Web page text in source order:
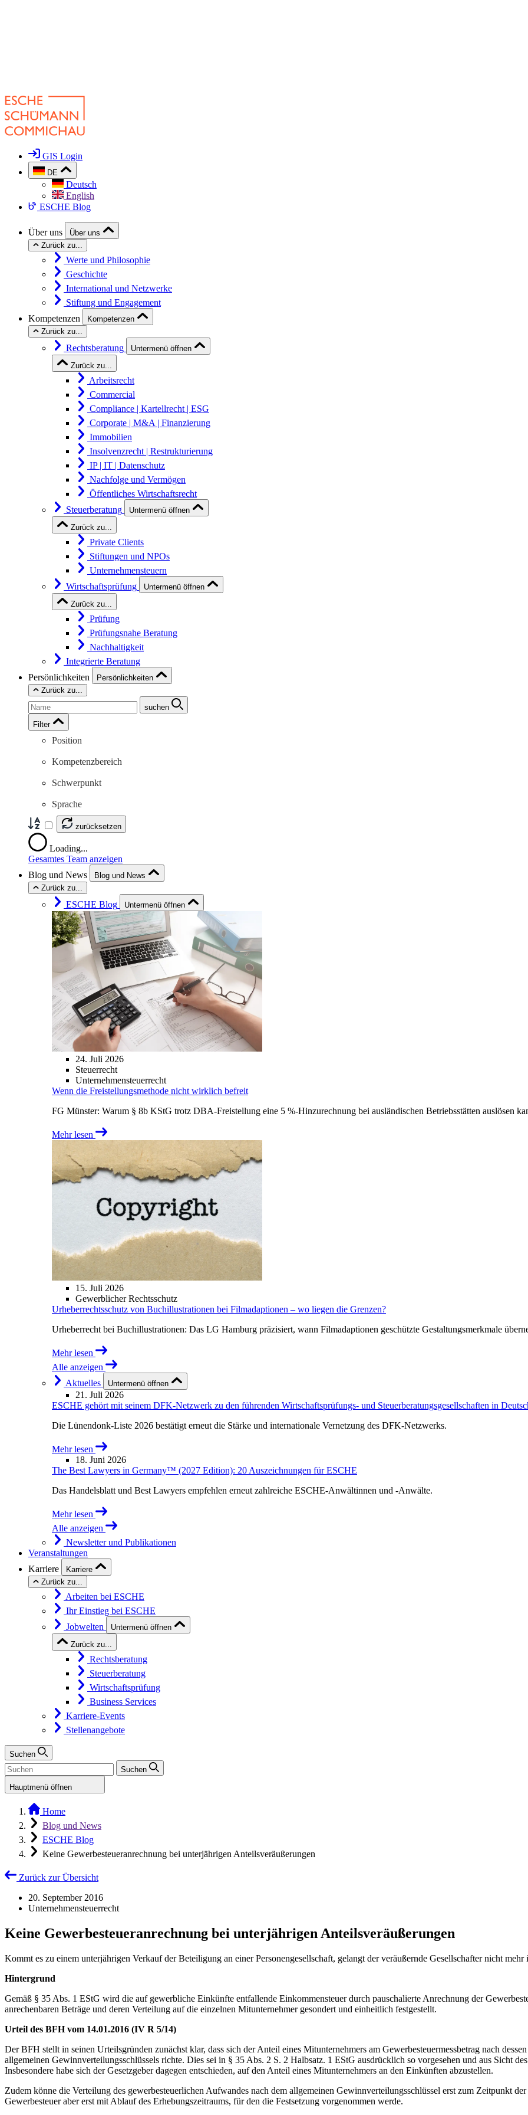
GIS Login
DE
Deutsch
English
ESCHE Blog
Über uns
Über uns
Zurück zu...
Werte und Philosophie
Geschichte
International und Netzwerke
Stiftung und Engagement
Kompetenzen
Kompetenzen
Zurück zu...
Rechtsberatung
Untermenü öffnen
Zurück zu...
Arbeitsrecht
Commercial
Compliance | Kartellrecht | ESG
Corporate | M&A | Finanzierung
Immobilien
Insolvenzrecht | Restrukturierung
IP | IT | Datenschutz
Nachfolge und Vermögen
Öffentliches Wirtschaftsrecht
Steuerberatung
Untermenü öffnen
Zurück zu...
Private Clients
Stiftungen und NPOs
Unternehmensteuern
Wirtschaftsprüfung
Untermenü öffnen
Zurück zu...
Prüfung
Prüfungsnahe Beratung
Nachhaltigkeit
Integrierte Beratung
Persönlichkeiten
Persönlichkeiten
Zurück zu...
suchen
Filter
Position
Kompetenzbereich
Schwerpunkt
Sprache
zurücksetzen
Loading...
Gesamtes Team anzeigen
Blog und News
Blog und News
Zurück zu...
ESCHE Blog Untermenü öffnen
24. Juli 2026
Steuerrecht
Unternehmensteuerrecht
Wenn die Freistellungsmethode nicht wirklich befreit
FG Münster: Warum § 8b KStG trotz DBA-Freistellung eine 5 %-Hinzurechnung bei ausländischen Betriebsstätten auslösen
Mehr lesen
15. Juli 2026
Gewerblicher Rechtsschutz
Urheberrechtsschutz von Buchillustrationen bei Filmadaptionen – wo liegen die Grenzen?
Urheberrecht bei Buchillustrationen: Das LG Hamburg präzisiert, wann Filmadaptionen geschützte Gestaltungsmerkmale
Mehr lesen
Alle anzeigen
Aktuelles
Untermenü öffnen
21. Juli 2026
ESCHE gehört mit seinem DFK-Netzwerk zu den führenden Wirtschaftsprüfungs- und Steuerberatungsgesellschaften in
Die Lünendonk-Liste 2026 bestätigt erneut die Stärke und internationale Vernetzung des DFK-Netzwerks.
Mehr lesen
18. Juni 2026
The Best Lawyers in Germany™ (2027 Edition): 20 Auszeichnungen für ESCHE
Das Handelsblatt und Best Lawyers empfehlen erneut zahlreiche ESCHE-Anwältinnen und -Anwälte.
Mehr lesen
Alle anzeigen
Newsletter und Publikationen
Veranstaltungen
Karriere
Karriere
Zurück zu...
Arbeiten bei ESCHE
Ihr Einstieg bei ESCHE
Jobwelten
Untermenü öffnen
Zurück zu...
Rechtsberatung
Steuerberatung
Wirtschaftsprüfung
Business Services
Karriere-Events
Stellenangebote
Suchen
Suchen
Hauptmenü öffnen
Home
Blog und News
ESCHE Blog
Keine Gewerbesteueranrechnung bei unterjährigen Anteilsveräußerungen
Zurück zur Übersicht
20. September 2016
Unternehmensteuerrecht
Keine Gewerbesteueranrechnung bei unterjährigen Anteilsveräußerungen
Kommt es zu einem unterjährigen Verkauf der Beteiligung an einer Personengesellschaft, gelangt der veräußernde Gesellschafter nicht
Hintergrund
Gemäß § 35 Abs. 1 EStG wird die auf gewerbliche Einkünfte entfallende Einkommensteuer durch pauschalierte Anrechnung der
anrechenbaren Beträge und deren Verteilung auf die einzelnen Mitunternehmer gesondert und einheitlich festgestellt.
Urteil des BFH vom 14.01.2016 (IV R 5/14)
Der BFH stellt in seinen Urteilsgründen zunächst klar, dass sich der Anteil eines Mitunternehmers am Gewerbesteuermessbetrag nach
allgemeinen Gewinnverteilungsschlüssels richte. Dies sei in § 35 Abs. 2 S. 2 Halbsatz. 1 EStG ausdrücklich so vorgesehen und aus Sicht
Insbesondere habe sich der Gesetzgeber dagegen entschieden, auf den Anteil eines Mitunternehmers an den Einkünften abzustellen.
Zudem könne die Verteilung des gewerbesteuerlichen Aufwandes nach dem allgemeinen Gewinnverteilungsschlüssel erst zum Zeitpunkt
Gewerbesteuer aber erst mit Ablauf des Erhebungszeitraums, für den die Festsetzung vorgenommen werde.